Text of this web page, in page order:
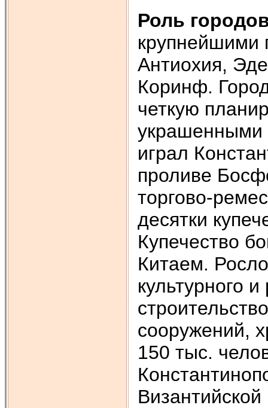
Роль
крупнейшими
Антиохия,
Коринф.
четкую
украшенными
играл
проливе
торгово-
десятки
Купечество
Китаем.
культурного
сооружений,
150 тыс.